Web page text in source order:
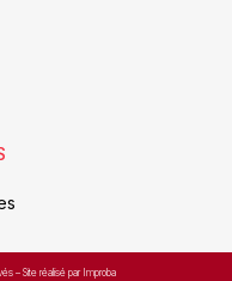
– Site réalisé par Improba